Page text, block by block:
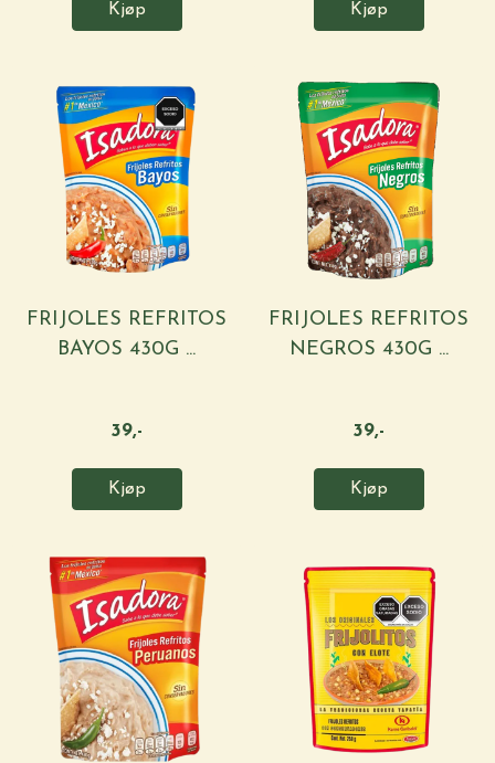
Kjøp Kjøp
FRIJOLES REFRITOS
BAYOS 430G ...
39,-
Kjøp
FRIJOLES REFRITOS
NEGROS 430G ...
39,-
Kjøp